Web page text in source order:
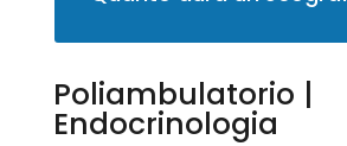
Poliambulatorio |
Endocrinologia